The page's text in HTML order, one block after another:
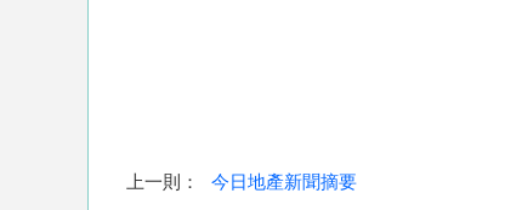
上一則： 今日地產新聞摘要